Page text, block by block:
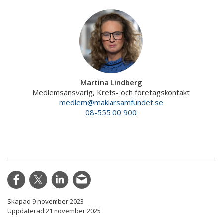
Martina Lindberg
Medlemsansvarig, Krets- och företagskontakt
medlem@maklarsamfundet.se
08-555 00 900
Skapad 9 november 2023
Uppdaterad 21 november 2025